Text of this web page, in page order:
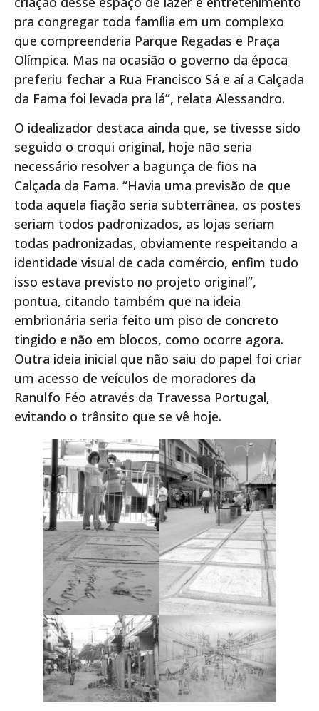
pra congregar toda família em um complexo
que compreenderia Parque Regadas e Praça
Olímpica. Mas na ocasião o governo da época
preferiu fechar a Rua Francisco Sá e aí a Calçada
da Fama foi levada pra lá”, relata Alessandro.
O idealizador destaca ainda que, se tivesse sido
seguido o croqui original, hoje não seria
necessário resolver a bagunça de fios na
Calçada da Fama. “Havia uma previsão de que
toda aquela fiação seria subterrânea, os postes
seriam todos padronizados, as lojas seriam
todas padronizadas, obviamente respeitando a
identidade visual de cada comércio, enfim tudo
isso estava previsto no projeto original”,
pontua, citando também que na ideia
embrionária seria feito um piso de concreto
tingido e não em blocos, como ocorre agora.
Outra ideia inicial que não saiu do papel foi criar
um acesso de veículos de moradores da
Ranulfo Féo através da Travessa Portugal,
evitando o trânsito que se vê hoje.